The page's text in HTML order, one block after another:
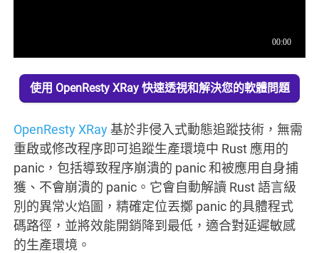
使用 OpenResty XRay 快速透視和解決您的軟體問題
OpenResty XRay基於非侵入式動態追蹤技術，無需
重啟或修改程序即可追蹤生產環境中 Rust 應用的
panic，包括導致程序崩潰的 panic 和被應用自身捕
獲、不會崩潰的 panic。它會自動解讀 Rust 語言級
別的異常火焰圖，精確定位丟擲 panic 的具體程式
碼路徑，並將效能開銷降到最低，適合對延遲敏感
的生產環境。